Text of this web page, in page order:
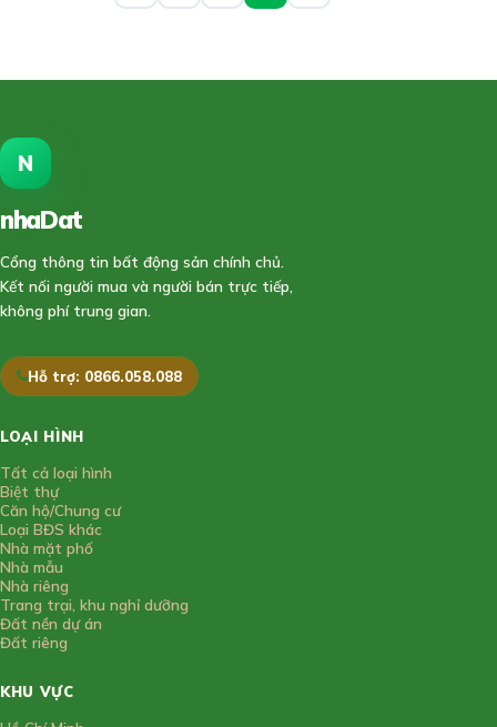
N
nhaDat
Cổng thông tin bất động sản chính chủ.
Kết nối người mua và người bán trực tiếp,
không phí trung gian.
Hỗ trợ: 0866.058.088
LOẠI HÌNH
Tất cả loại hình
Biệt thự
Căn hộ/Chung cư
Loại BĐS khác
Nhà mặt phố
Nhà mẫu
Nhà riêng
Trang trại, khu nghỉ dưỡng
Đất nền dự án
Đất riêng
KHU VỰC